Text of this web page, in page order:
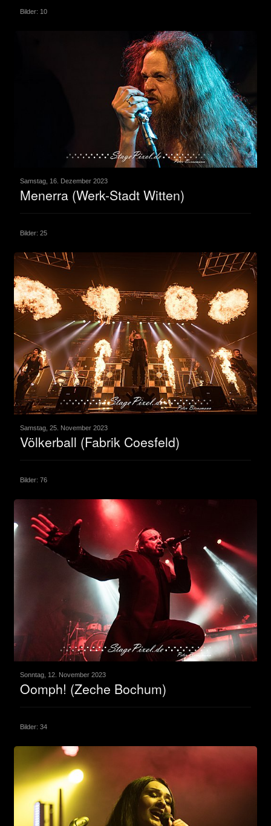
Bilder: 10
Samstag, 16. Dezember 2023
Menerra (Werk-Stadt Witten)
Bilder: 25
Samstag, 25. November 2023
Völkerball (Fabrik Coesfeld)
Bilder: 76
Sonntag, 12. November 2023
Oomph! (Zeche Bochum)
Bilder: 34